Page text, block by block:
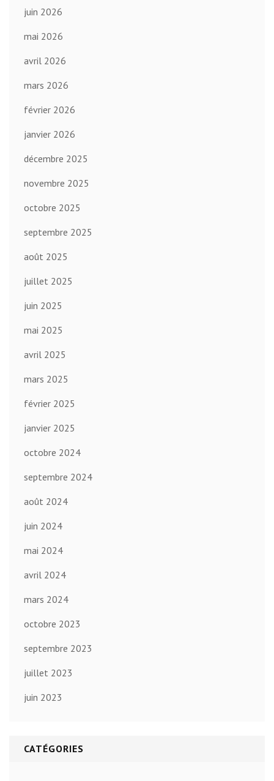
juin 2026
mai 2026
avril 2026
mars 2026
février 2026
janvier 2026
décembre 2025
novembre 2025
octobre 2025
septembre 2025
août 2025
juillet 2025
juin 2025
mai 2025
avril 2025
mars 2025
février 2025
janvier 2025
octobre 2024
septembre 2024
août 2024
juin 2024
mai 2024
avril 2024
mars 2024
octobre 2023
septembre 2023
juillet 2023
juin 2023
CATÉGORIES